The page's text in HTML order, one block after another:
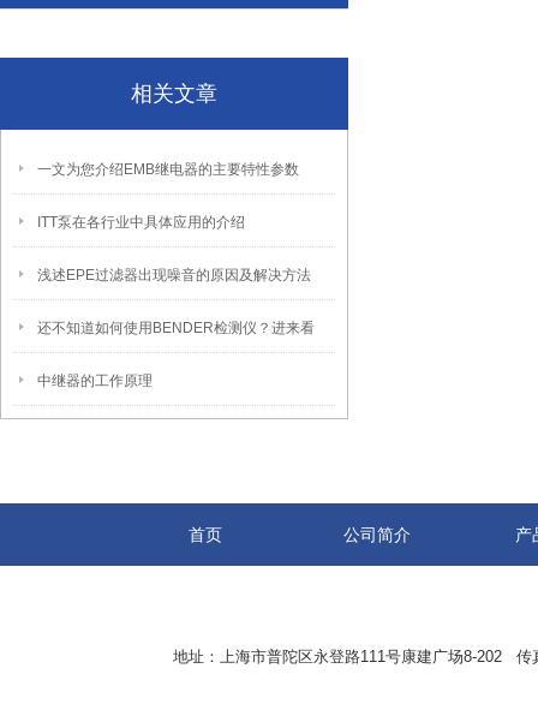
相关文章
一文为您介绍EMB继电器的主要特性参数
ITT泵在各行业中具体应用的介绍
浅述EPE过滤器出现噪音的原因及解决方法
还不知道如何使用BENDER检测仪？进来看
中继器的工作原理
首页 公司简介 产
地址：上海市普陀区永登路111号康建广场8-202